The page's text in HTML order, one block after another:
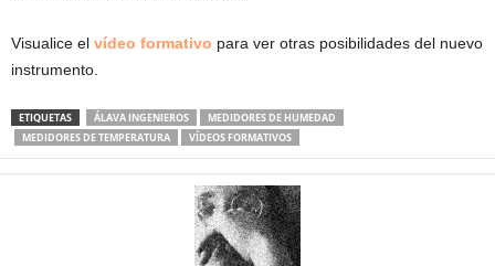
Visualice el vídeo formativo para ver otras posibilidades del nuevo
instrumento.
ETIQUETAS ÁLAVA INGENIEROS
MEDIDORES DE HUMEDAD
MEDIDORES DE TEMPERATURA
VÍDEOS FORMATIVOS